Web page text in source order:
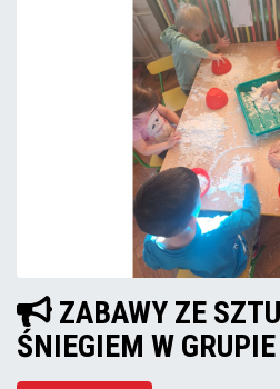
ZABAWY ZE
ŚNIEGIEM W